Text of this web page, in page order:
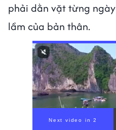
phải dằn vặt từng
lầm của bản thân.